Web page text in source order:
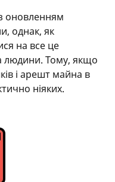
оновленням
однак, як
на все це
людини. Тому, якщо
і арешт майна в
ніяких.